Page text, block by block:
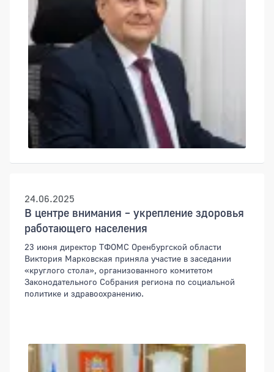
24.06.2025
В центре внимания – укрепление здоровья
работающего населения
23 июня директор ТФОМС Оренбургской области
Виктория Марковская приняла участие в заседании
«круглого стола», организованного комитетом
Законодательного Собрания региона по социальной
политике и здравоохранению.